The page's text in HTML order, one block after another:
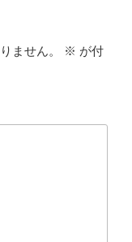
ません。 ※ が付